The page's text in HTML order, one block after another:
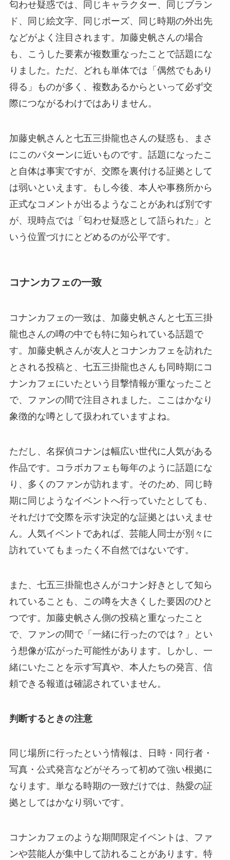
匂わせ疑惑では、同じキャラクター、同じブラン
ド、同じ絵文字、同じポーズ、同じ時期の外出先
などがよく注目されます。加藤史帆さんの場合
も、こうした要素が複数重なったことで話題にな
りました。ただ、どれも単体では「偶然でもあり
得る」ものが多く、複数あるからといって必ず交
際につながるわけではありません。
加藤史帆さんと七五三掛龍也さんの疑惑も、まさ
にこのパターンに近いものです。話題になったこ
と自体は事実ですが、交際を裏付ける証拠として
は弱いといえます。もし今後、本人や事務所から
正式なコメントが出るようなことがあれば別です
が、現時点では「匂わせ疑惑として語られた」と
いう位置づけにとどめるのが公平です。
コナンカフェの一致
コナンカフェの一致は、加藤史帆さんと七五三掛
龍也さんの噂の中でも特に知られている話題で
す。加藤史帆さんが友人とコナンカフェを訪れた
とされる投稿と、七五三掛龍也さんも同時期にコ
ナンカフェにいたという目撃情報が重なったこと
で、ファンの間で注目されました。ここはかなり
象徴的な噂として扱われていますよね。
ただし、名探偵コナンは幅広い世代に人気がある
作品です。コラボカフェも毎年のように話題にな
り、多くのファンが訪れます。そのため、同じ時
期に同じようなイベントへ行っていたとしても、
それだけで交際を示す決定的な証拠とはいえませ
ん。人気イベントであれば、芸能人同士が別々に
訪れていてもまったく不自然ではないです。
また、七五三掛龍也さんがコナン好きとして知ら
れていることも、この噂を大きくした要因のひと
つです。加藤史帆さん側の投稿と重なったこと
で、ファンの間で「一緒に行ったのでは？」とい
う想像が広がった可能性があります。しかし、一
緒にいたことを示す写真や、本人たちの発言、信
頼できる報道は確認されていません。
判断するときの注意
同じ場所に行ったという情報は、日時・同行者・
写真・公式発言などがそろって初めて強い根拠に
なります。単なる時期の一致だけでは、熱愛の証
拠としてはかなり弱いです。
コナンカフェのような期間限定イベントは、ファ
ンや芸能人が集中して訪れることがあります。特